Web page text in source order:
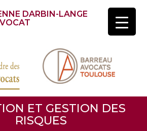
DARBIN-LANGE
ET GESTION DES
RISQUES